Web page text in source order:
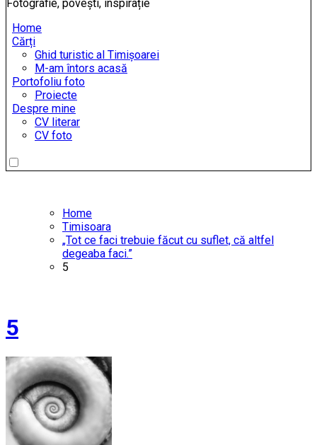
Fotografie, povești, inspirație
Home
Cărți
Ghid turistic al Timișoarei
M-am întors acasă
Portofoliu foto
Proiecte
Despre mine
CV literar
CV foto
Home
Timisoara
„Tot ce faci trebuie făcut cu suflet, că altfel
degeaba faci.”
5
5